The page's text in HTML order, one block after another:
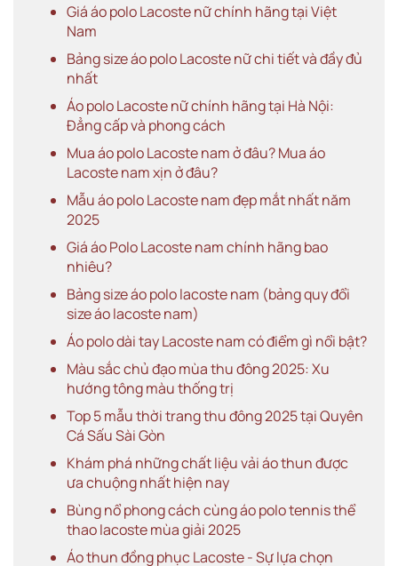
Giá áo polo Lacoste nữ chính hãng tại Việt
Nam
Bảng size áo polo Lacoste nữ chi tiết và đầy đủ
nhất
Áo polo Lacoste nữ chính hãng tại Hà Nội:
Đẳng cấp và phong cách
Mua áo polo Lacoste nam ở đâu? Mua áo
Lacoste nam xịn ở đâu?
Mẫu áo polo Lacoste nam đẹp mắt nhất năm
2025
Giá áo Polo Lacoste nam chính hãng bao
nhiêu?
Bảng size áo polo lacoste nam (bảng quy đổi
size áo lacoste nam)
Áo polo dài tay Lacoste nam có điểm gì nổi bật?
Màu sắc chủ đạo mùa thu đông 2025: Xu
hướng tông màu thống trị
Top 5 mẫu thời trang thu đông 2025 tại Quyên
Cá Sấu Sài Gòn
Khám phá những chất liệu vải áo thun được
ưa chuộng nhất hiện nay
Bùng nổ phong cách cùng áo polo tennis thể
thao lacoste mùa giải 2025
Áo thun đồng phục Lacoste - Sự lựa chọn